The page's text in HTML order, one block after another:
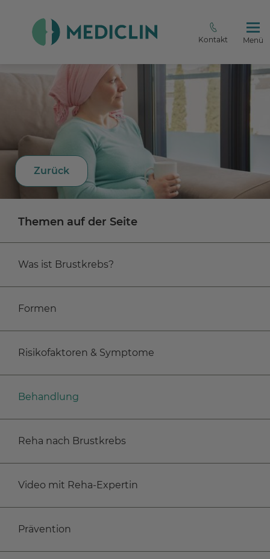
Kontakt Menü
Zurück
Themen auf der Seite
Was ist Brustkrebs?
Formen
Risikofaktoren & Symptome
Behandlung
Reha nach Brustkrebs
Video mit Reha-Expertin
Prävention